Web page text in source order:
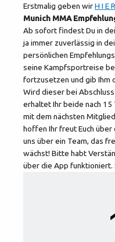
Erstmalig geben wirH I E R
Munich MMA
Ab sofort findest Du in
ja immer zuverlässig in
persönlichen
seine Kampfsportreise
fortzusetzen und gib Ihm
Wird dieser bei
erhaltet Ihr beide nach 15
mit dem nächsten
hoffen Ihr freut Euch
uns über ein Team, das
wächst! Bitte habt
über die App funktioniert.